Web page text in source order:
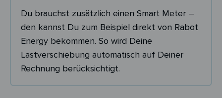
Du brauchst zusätzlich einen Smart Meter –
den kannst Du zum Beispiel direkt von Rabot
Energy bekommen. So wird Deine
Lastverschiebung automatisch auf Deiner
Rechnung berücksichtigt.